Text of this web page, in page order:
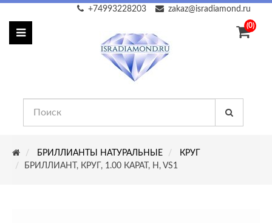
zakaz@isradiamond.ru
+74993228203
(0)
БРИЛЛИАНТЫ НАТУРАЛЬНЫЕ
КРУГ
БРИЛЛИАНТ, КРУГ, 1.00 КАРАТ, H, VS1